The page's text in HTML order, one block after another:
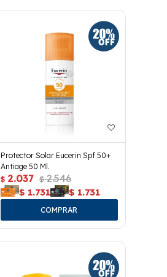
Protector Solar Eucerin Spf 50+
Antiage 50 Ml.
$ 2.037 $ 2.546
$ 1.731 $ 1.731